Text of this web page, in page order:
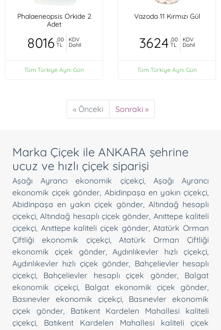
Phalaeneopsis Orkide 2
Adet
8016 ,00
TL
KDV
Dahil
Tüm Türkiye Aynı Gün
Vazoda 11 Kırmızı Gül
3624 ,00
TL
KDV
Dahil
Tüm Türkiye Aynı Gün
« Önceki Sonraki »
Marka Çiçek ile ANKARA şehrine
ucuz ve hızlı çiçek siparişi
Aşağı Ayrancı ekonomik çiçekçi, Aşağı Ayrancı
ekonomik çiçek gönder Abidinpaşa en yakın çiçekçi
Abidinpaşa en yakın çiçek gönder Altındağ hesaplı
çiçekçi ,Altındağ hesaplı çiçek gönder Anıttepe kaliteli
çiçekçi Anıttepe kaliteli çiçek gönder,Atatürk Orman
Çiftliği ekonomik çiçekçi,Atatürk Orman Çiftliği
ekonomik çiçek gönder,Aydınlıkevler hızlı çiçekçi
Aydınlıkevler hızlı çiçek gönder
Bahçelievler hesaplı
çiçekçi
Bahçelievler hesaplı çiçek gönder, Balgat
ekonomik çiçekçi
Balgat ekonomik çiçek gönder
Basınevler ekonomik çiçekçi, Basınevler ekonomik
çiçek gönder, Batıkent Kardelen Mahallesi kaliteli
çiçekçi
Batıkent Kardelen Mahallesi kaliteli çiçek